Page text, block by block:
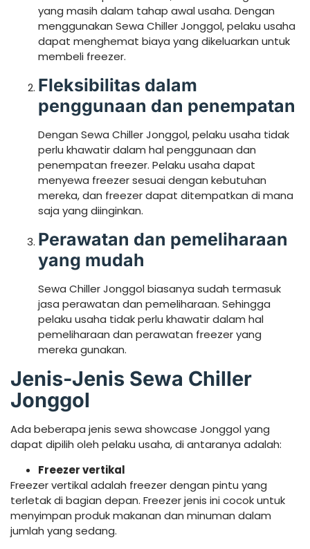
yang masih dalam tahap awal usaha. Dengan
menggunakan Sewa Chiller Jonggol, pelaku usaha
dapat menghemat biaya yang dikeluarkan untuk
membeli freezer.
Fleksibilitas dalam
penggunaan dan penempatan
Dengan Sewa Chiller Jonggol, pelaku usaha tidak
perlu khawatir dalam hal penggunaan dan
penempatan freezer. Pelaku usaha dapat
menyewa freezer sesuai dengan kebutuhan
mereka, dan freezer dapat ditempatkan di mana
saja yang diinginkan.
Perawatan dan pemeliharaan
yang mudah
Sewa Chiller Jonggol biasanya sudah termasuk
jasa perawatan dan pemeliharaan. Sehingga
pelaku usaha tidak perlu khawatir dalam hal
pemeliharaan dan perawatan freezer yang
mereka gunakan.
Jenis-Jenis Sewa Chiller
Jonggol
Ada beberapa jenis sewa showcase Jonggol yang
dapat dipilih oleh pelaku usaha, di antaranya adalah:
Freezer vertikal
Freezer vertikal adalah freezer dengan pintu yang
terletak di bagian depan. Freezer jenis ini cocok untuk
menyimpan produk makanan dan minuman dalam
jumlah yang sedang.